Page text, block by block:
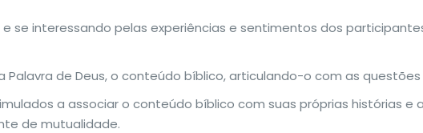
se interessando pelas experiências e sentimentos dos
Palavra de Deus, o conteúdo bíblico, articulando-o com as
a associar o conteúdo bíblico com suas próprias histórias e
de mutualidade.